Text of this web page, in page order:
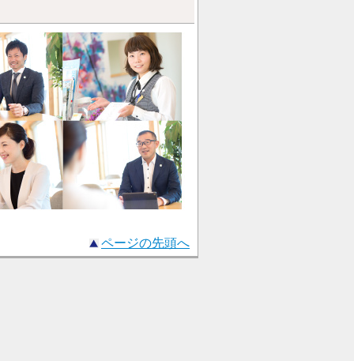
ページの先頭へ